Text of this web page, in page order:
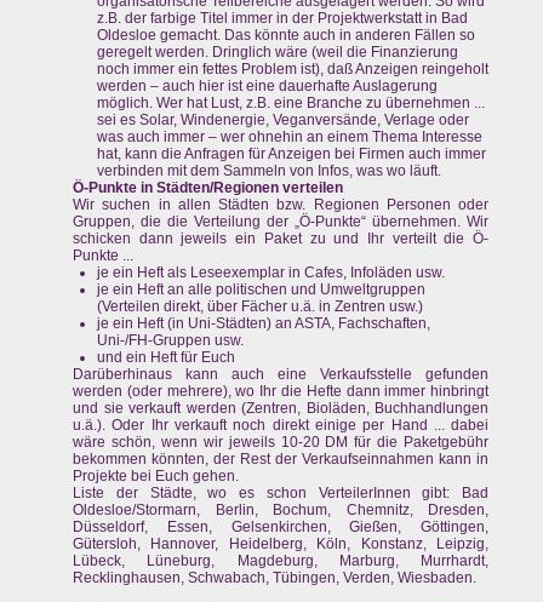
z.B. der farbige Titel immer in der Projektwerkstatt in Bad
Oldesloe gemacht. Das könnte auch in anderen Fällen so
geregelt werden. Dringlich wäre (weil die Finanzierung
noch immer ein fettes Problem ist), daß Anzeigen reingeholt
werden – auch hier ist eine dauerhafte Auslagerung
möglich. Wer hat Lust, z.B. eine Branche zu übernehmen ...
sei es Solar, Windenergie, Veganversände, Verlage oder
was auch immer – wer ohnehin an einem Thema Interesse
hat, kann die Anfragen für Anzeigen bei Firmen auch immer
verbinden mit dem Sammeln von Infos, was wo läuft.
Ö-Punkte in Städten/Regionen verteilen
Wir suchen in allen Städten bzw. Regionen Personen oder
Gruppen, die die Verteilung der „Ö-Punkte“ übernehmen. Wir
schicken dann jeweils ein Paket zu und Ihr verteilt die Ö-
Punkte ...
je ein Heft als Leseexemplar in Cafes, Infoläden usw.
je ein Heft an alle politischen und Umweltgruppen
(Verteilen direkt, über Fächer u.ä. in Zentren usw.)
je ein Heft (in Uni-Städten) an ASTA, Fachschaften,
Uni-/FH-Gruppen usw.
und ein Heft für Euch
Darüberhinaus kann auch eine Verkaufsstelle gefunden
werden (oder mehrere), wo Ihr die Hefte dann immer hinbringt
und sie verkauft werden (Zentren, Bioläden, Buchhandlungen
u.ä.). Oder Ihr verkauft noch direkt einige per Hand ... dabei
wäre schön, wenn wir jeweils 10-20 DM für die Paketgebühr
bekommen könnten, der Rest der Verkaufseinnahmen kann in
Projekte bei Euch gehen.
Liste der Städte, wo es schon VerteilerInnen gibt: Bad
Oldesloe/Stormarn, Berlin, Bochum, Chemnitz, Dresden,
Düsseldorf, Essen, Gelsenkirchen, Gießen, Göttingen,
Gütersloh, Hannover, Heidelberg, Köln, Konstanz, Leipzig,
Lübeck, Lüneburg, Magdeburg, Marburg, Murrhardt,
Recklinghausen, Schwabach, Tübingen, Verden, Wiesbaden.